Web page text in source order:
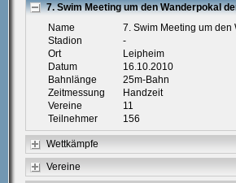
7. Swim Meeting um den Wanderpokal
Name
7. Swim Meeting um
Stadion
-
Ort
Leipheim
Datum
16.10.2010
Bahnlänge
25m-Bahn
Zeitmessung
Handzeit
Vereine
11
Teilnehmer
156
Wettkämpfe
Vereine